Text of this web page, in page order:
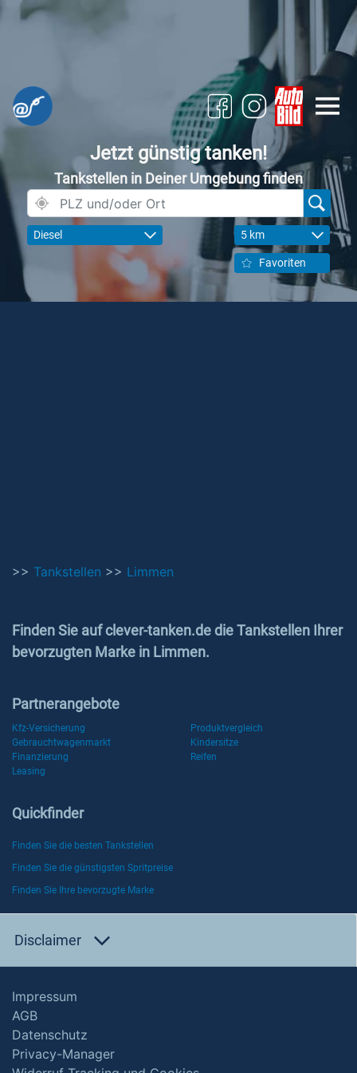
Jetzt günstig tanken!
Tankstellen in Deiner Umgebung finden
Diesel 5 km
Favoriten
>> Tankstellen >> Limmen
Finden Sie auf clever-tanken.de die Tankstellen Ihrer
bevorzugten Marke in Limmen.
Partnerangebote
Kfz-Versicherung
Produktvergleich
Gebrauchtwagenmarkt
Kindersitze
Finanzierung
Reifen
Leasing
Quickfinder
Finden Sie die besten Tankstellen
Finden Sie die günstigsten Spritpreise
Finden Sie Ihre bevorzugte Marke
Disclaimer
Impressum
AGB
Datenschutz
Privacy-Manager